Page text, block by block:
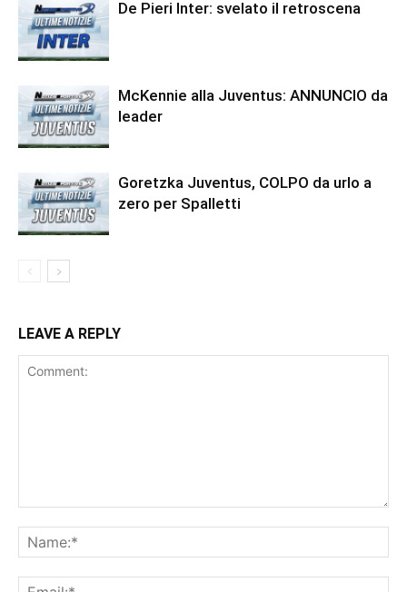
De Pieri Inter: svelato il retroscena
McKennie alla Juventus: ANNUNCIO da
leader
Goretzka Juventus, COLPO da urlo a
zero per Spalletti
LEAVE A REPLY